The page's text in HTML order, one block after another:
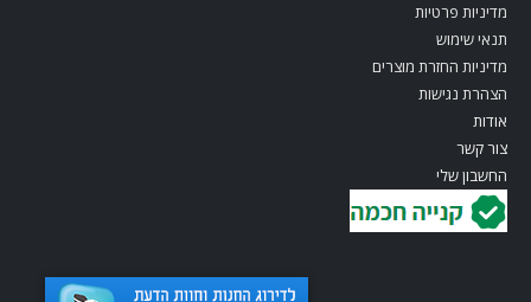
מדיניות פרטיות
תנאי שימוש
מדיניות החזרת מוצרים
הצהרת נגישות
אודות
צור קשר
החשבון שלי